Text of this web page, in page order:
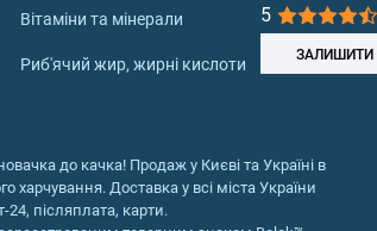
Вітаміни та мінерали
Риб'ячий жир, жирні кислоти
5
ЗАЛИШИТИ
до качка! Продаж у Києві та Україні в
харчування. Доставка у всі міста України
післяплата, карти.